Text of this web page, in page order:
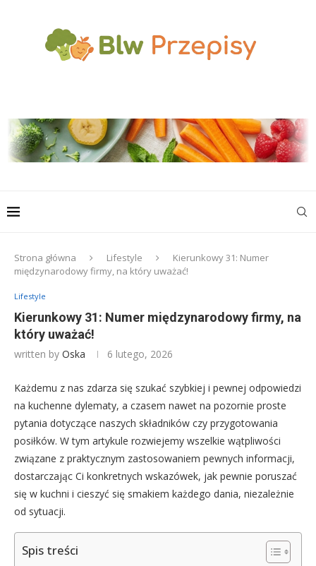
Strona główna Lifestyle
Kierunkowy 31: Numer
międzynarodowy firmy, na który uważać!
Lifestyle
Kierunkowy 31: Numer międzynarodowy firmy, na
który uważać!
written by Oska 6 lutego, 2026
Każdemu z nas zdarza się szukać szybkiej i pewnej odpowiedzi
na kuchenne dylematy, a czasem nawet na pozornie proste
pytania dotyczące naszych składników czy przygotowania
posiłków. W tym artykule rozwiejemy wszelkie wątpliwości
związane z praktycznym zastosowaniem pewnych informacji,
dostarczając Ci konkretnych wskazówek, jak pewnie poruszać
się w kuchni i cieszyć się smakiem każdego dania, niezależnie
od sytuacji.
Spis treści